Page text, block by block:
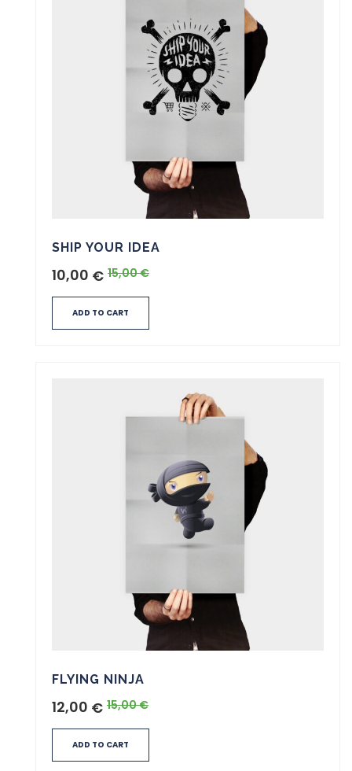
SHIP YOUR IDEA
15,00€
10,00 €
ADD TO CART
FLYING NINJA
15,00€
12,00 €
ADD TO CART